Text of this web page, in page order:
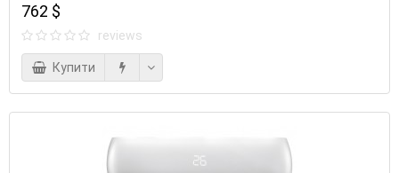
762 $
reviews
Купити